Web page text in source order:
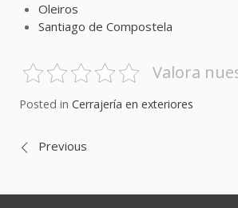
Oleiros
Santiago de Compostela
Valora
Posted in Cerrajería en exteriores
Navegación
de
Previous